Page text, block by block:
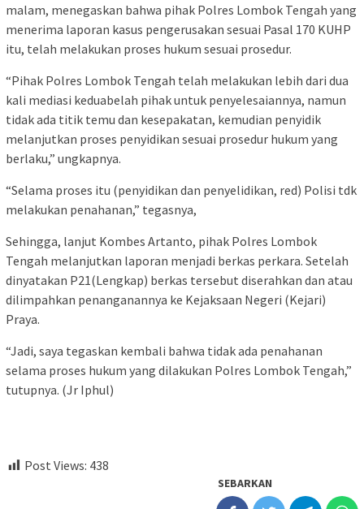
malam, menegaskan bahwa pihak Polres Lombok Tengah yang
menerima laporan kasus pengerusakan sesuai Pasal 170 KUHP
itu, telah melakukan proses hukum sesuai prosedur.
“Pihak Polres Lombok Tengah telah melakukan lebih dari dua
kali mediasi keduabelah pihak untuk penyelesaiannya, namun
tidak ada titik temu dan kesepakatan, kemudian penyidik
melanjutkan proses penyidikan sesuai prosedur hukum yang
berlaku,” ungkapnya.
“Selama proses itu (penyidikan dan penyelidikan, red) Polisi tdk
melakukan penahanan,” tegasnya,
Sehingga, lanjut Kombes Artanto, pihak Polres Lombok
Tengah melanjutkan laporan menjadi berkas perkara. Setelah
dinyatakan P21(Lengkap) berkas tersebut diserahkan dan atau
dilimpahkan penanganannya ke Kejaksaan Negeri (Kejari)
Praya.
“Jadi, saya tegaskan kembali bahwa tidak ada penahanan
selama proses hukum yang dilakukan Polres Lombok Tengah,”
tutupnya. (Jr Iphul)
Post Views: 438
SEBARKAN